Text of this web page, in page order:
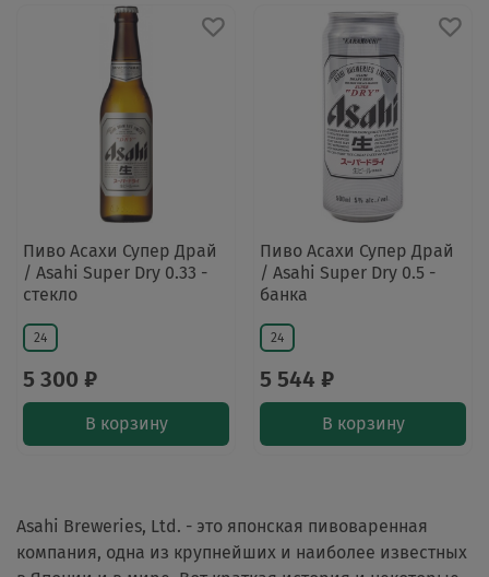
Пиво Асахи Супер Драй
/ Asahi Super Dry 0.33 -
стекло
24
5 300 ₽
В корзину
Пиво Асахи Супер Драй
/ Asahi Super Dry 0.5 -
банка
24
5 544 ₽
В корзину
Asahi Breweries, Ltd. - это японская пивоваренная
компания, одна из крупнейших и наиболее известных